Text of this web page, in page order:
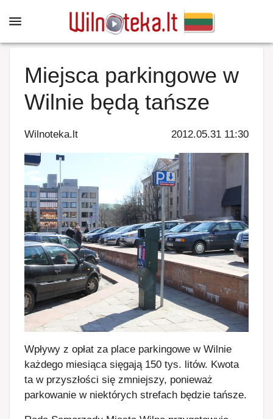
Miejsca parkingowe w
Wilnie będą tańsze
Wilnoteka.lt 2012.05.31 11:30
Wpływy z opłat za place parkingowe w Wilnie
każdego miesiąca sięgają 150 tys. litów. Kwota
ta w przyszłości się zmniejszy, ponieważ
parkowanie w niektórych strefach będzie tańsze.